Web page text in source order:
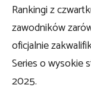
Rankingi z
zawodników
oficjalnie
Series o wysokie
2025.